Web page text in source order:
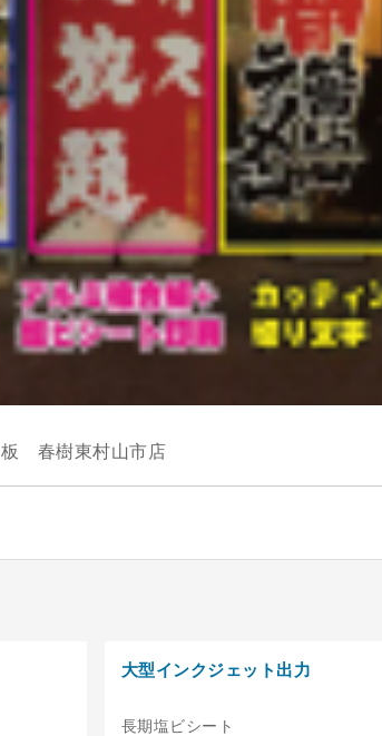
板 春樹東村山市店
大型インクジェット出力
長期塩ビシート